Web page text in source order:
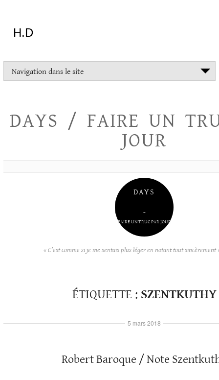
H.D
tout
essayer
Navigation dans le site
DAYS / FAIRE UN
JOUR
DAYS
–
FAIRE UN TRUC PAR JOUR
« C’est comme si je me sentais plus léger en notant tout sincèrement
ÉTIQUETTE : SZENTKUTHY
Robert Baroque / Note
5 mars 2018